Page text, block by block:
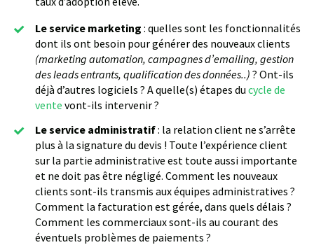
Le service marketing : quelles sont les fonctionnalités
dont ils ont besoin pour générer des nouveaux clients
(marketing automation, campagnes d’emailing, gestion
des leads entrants, qualification des données..) ? Ont-ils
déjà d’autres logiciels ? A quelle(s) étapes du cycle de
vente vont-ils intervenir ?
Le service administratif: la relation client ne s’arrête
plus à la signature du devis ! Toute l’expérience client
sur la partie administrative est toute aussi importante
et ne doit pas être négligé. Comment les nouveaux
clients sont-ils transmis aux équipes administratives ?
Comment la facturation est gérée, dans quels délais ?
Comment les commerciaux sont-ils au courant des
éventuels problèmes de paiements ?